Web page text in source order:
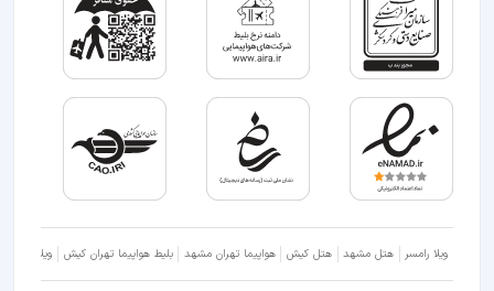
ویلا رامسر هتل مشهد هتل کیش هواپیما تهران مشهد بلیط هواپیما تهران کیش ویلا شمال